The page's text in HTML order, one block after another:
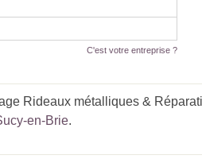
C'est votre entreprise ?
Rideaux métalliques &
en-Brie.